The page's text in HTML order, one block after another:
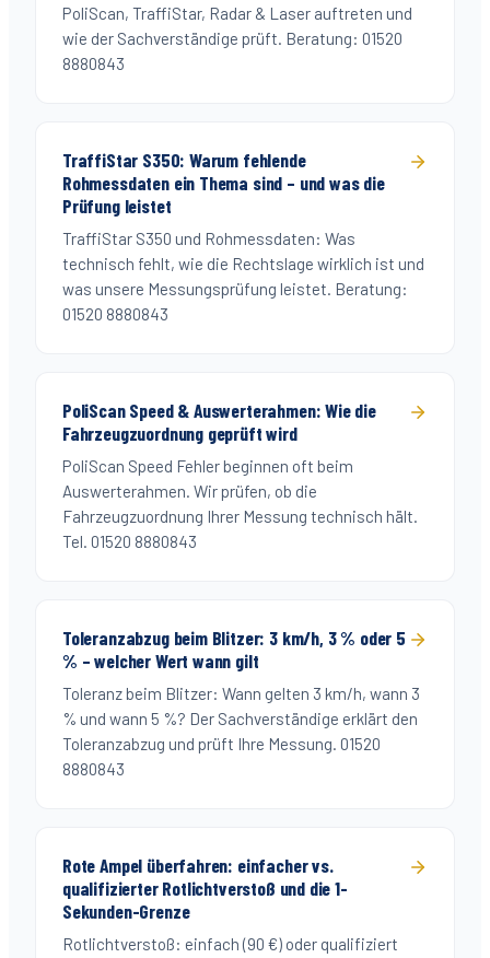
PoliScan, TraffiStar, Radar & Laser auftreten und
wie der Sachverständige prüft. Beratung: 01520
8880843
TraffiStar S350: Warum fehlende
Rohmessdaten ein Thema sind – und was die
Prüfung leistet
TraffiStar S350 und Rohmessdaten: Was
technisch fehlt, wie die Rechtslage wirklich ist und
was unsere Messungsprüfung leistet. Beratung:
01520 8880843
PoliScan Speed & Auswerterahmen: Wie die
Fahrzeugzuordnung geprüft wird
PoliScan Speed Fehler beginnen oft beim
Auswerterahmen. Wir prüfen, ob die
Fahrzeugzuordnung Ihrer Messung technisch hält.
Tel. 01520 8880843
Toleranzabzug beim Blitzer: 3 km/h, 3 % oder 5
% – welcher Wert wann gilt
Toleranz beim Blitzer: Wann gelten 3 km/h, wann 3
% und wann 5 %? Der Sachverständige erklärt den
Toleranzabzug und prüft Ihre Messung. 01520
8880843
Rote Ampel überfahren: einfacher vs.
qualifizierter Rotlichtverstoß und die 1-
Sekunden-Grenze
Rotlichtverstoß: einfach (90 €) oder qualifiziert